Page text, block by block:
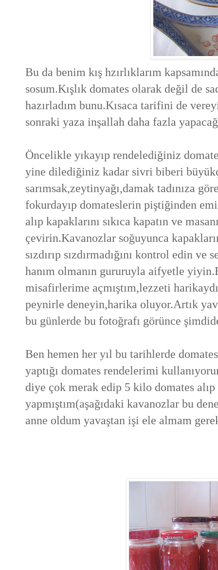
Bu da benim kış hzırlıklarım
sosum.Kışlık domates olarak değil de
hazırladım bunu.Kısaca tarifini de
sonraki yaza inşallah daha fazla
Öncelikle yıkayıp rendelediğiniz
yine dilediğiniz kadar sivri biberi
sarımsak,zeytinyağı,damak tadınıza
fokurdayıp domateslerin piştiğinden
alıp kapaklarını sıkıca kapatın ve
çevirin.Kavanozlar soğuyunca
sızdırıp sızdırmadığını kontrol edin
hanım olmanın gururuyla aifyetle
misafirlerime açmıştım,lezzeti
peynirle deneyin,harika oluyor.Artık
bu günlerde bu fotoğrafı görünce
Ben hemen her yıl bu tarihlerde
yaptığı domates rendelerimi
diye çok merak edip 5 kilo domates
yapmıştım(aşağıdaki kavanozlar bu
anne oldum yavaştan işi ele almam